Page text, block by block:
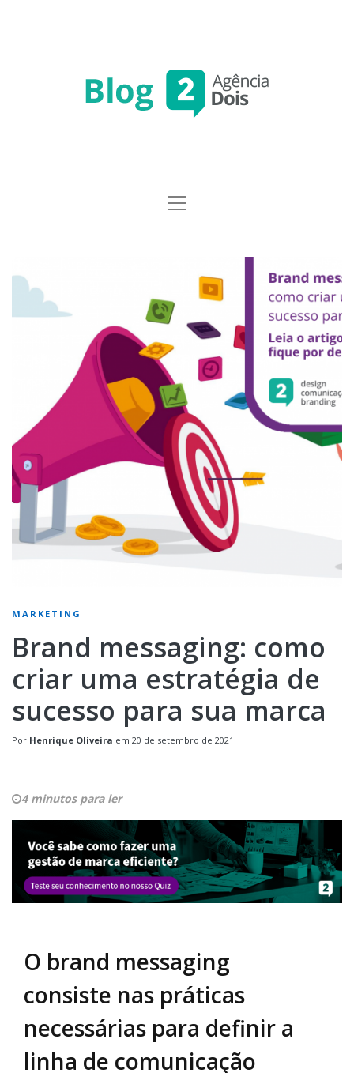
MARKETING
Brand messaging: como
criar uma estratégia de
sucesso para sua marca
Por Henrique Oliveira em 20 de setembro de 2021
4 minutos para ler
O brand messaging
consiste nas práticas
necessárias para definir a
linha de comunicação